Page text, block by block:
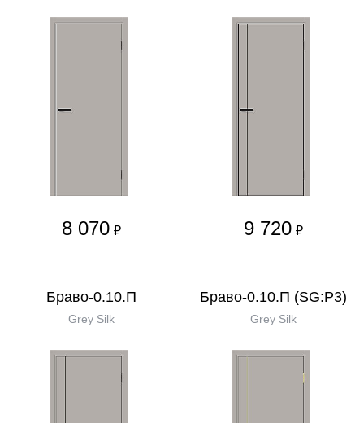
8 070 ₽ 9 720 ₽
Браво-0.10.П
Grey Silk
Браво-0.10.П (SG:P3)
Grey Silk